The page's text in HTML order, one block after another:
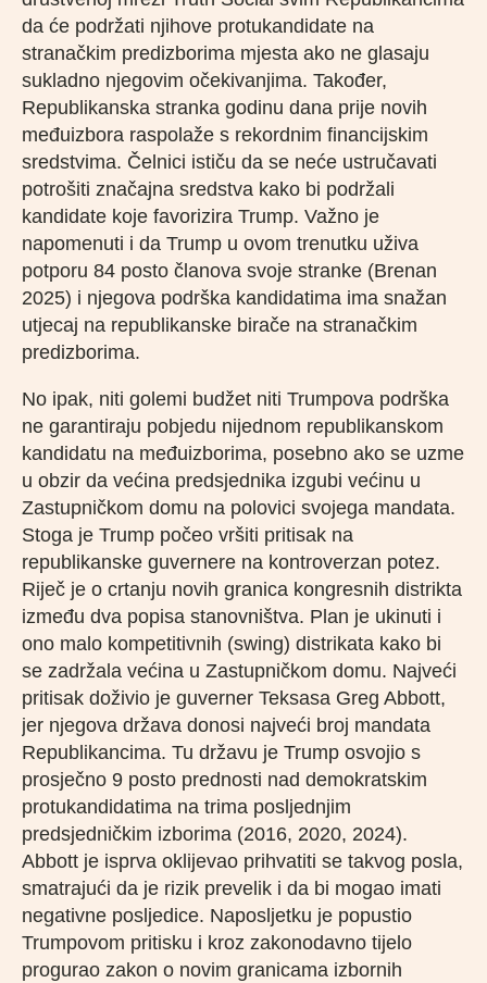
da će podržati njihove protukandidate na
stranačkim predizborima mjesta ako ne glasaju
sukladno njegovim očekivanjima. Također,
Republikanska stranka godinu dana prije novih
međuizbora raspolaže s rekordnim financijskim
sredstvima. Čelnici ističu da se neće ustručavati
potrošiti značajna sredstva kako bi podržali
kandidate koje favorizira Trump. Važno je
napomenuti i da Trump u ovom trenutku uživa
potporu 84 posto članova svoje stranke (Brenan
2025) i njegova podrška kandidatima ima snažan
utjecaj na republikanske birače na stranačkim
predizborima.
No ipak, niti golemi budžet niti Trumpova podrška
ne garantiraju pobjedu nijednom republikanskom
kandidatu na međuizborima, posebno ako se uzme
u obzir da većina predsjednika izgubi većinu u
Zastupničkom domu na polovici svojega mandata.
Stoga je Trump počeo vršiti pritisak na
republikanske guvernere na kontroverzan potez.
Riječ je o crtanju novih granica kongresnih distrikta
između dva popisa stanovništva. Plan je ukinuti i
ono malo kompetitivnih (swing) distrikata kako bi
se zadržala većina u Zastupničkom domu. Najveći
pritisak doživio je guverner Teksasa Greg Abbott,
jer njegova država donosi najveći broj mandata
Republikancima. Tu državu je Trump osvojio s
prosječno 9 posto prednosti nad demokratskim
protukandidatima na trima posljednjim
predsjedničkim izborima (2016, 2020, 2024).
Abbott je isprva oklijevao prihvatiti se takvog posla,
smatrajući da je rizik prevelik i da bi mogao imati
negativne posljedice. Naposljetku je popustio
Trumpovom pritisku i kroz zakonodavno tijelo
progurao zakon o novim granicama izbornih